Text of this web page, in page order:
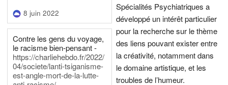
8 juin 2022
Contre les gens du voyage,
le racisme bien-pensant -
https://charliehebdo.fr/2022/
04/societe/lanti-tsiganisme-
est-angle-mort-de-la-lutte-
Spécialités Psychiatriques a
développé un intérêt particulier
pour la recherche sur le thème
des liens pouvant exister entre
la créativité, notamment dans
le domaine artistique, et les
troubles de l’humeur.